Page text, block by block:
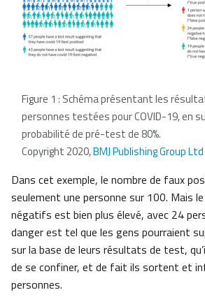
Figure 1 : Schéma présentant les
personnes testées pour COVID-19, en
probabilité de pré-test de 80%.
Copyright 2020,BMJ Publishing Group Ltd
Dans cet exemple, le nombre de faux
seulement une personne sur 100. Mais
négatifs est bien plus élevé, avec 24
danger est tel que les gens pourraient
sur la base de leurs résultats de test,
de se confiner, et de fait ils sortent et
personnes.